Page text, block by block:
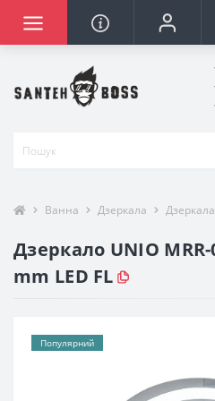
Ванна Дзеркала Дзеркала
Дзеркало UNIO MRR-
mm LED FL
Популярний